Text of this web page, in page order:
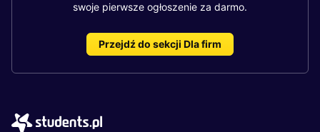
swoje pierwsze ogłoszenie za darmo.
Przejdź do sekcji Dla firm